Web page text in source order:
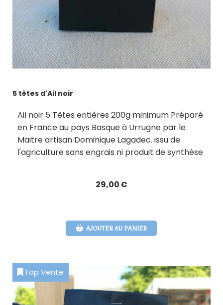
5 têtes d'Ail noir
Ail noir 5 Têtes entières 200g minimum Préparé
en France au pays Basque à Urrugne par le
Maitre artisan Dominique Lagadec. issu de
l'agriculture sans engrais ni produit de synthèse
29,00€
AJOUTER AU PANIER
Top Vente